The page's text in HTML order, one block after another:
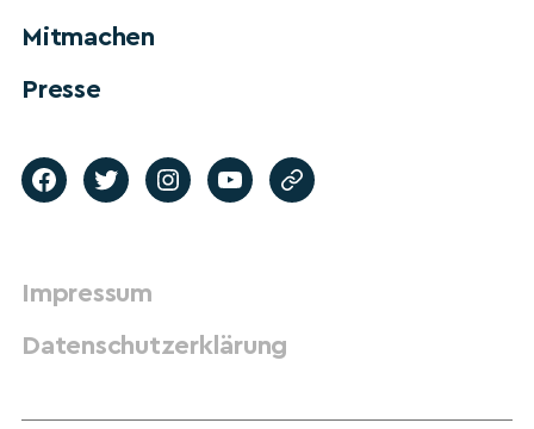
Mitmachen
Presse
Impressum
Datenschutzerklärung